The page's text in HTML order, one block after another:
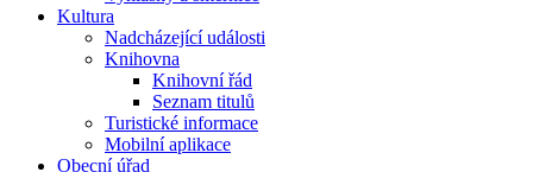
Kultura
Nadcházející události
Knihovna
Knihovní řád
Seznam titulů
Turistické informace
Mobilní aplikace
Obecní úřad